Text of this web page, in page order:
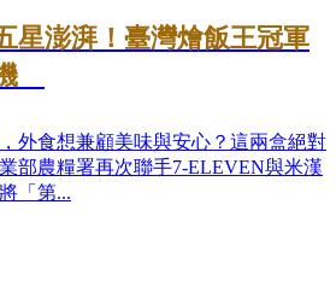
星澎湃！臺灣燴飯王冠軍
食想兼顧美味與安心？這兩盒絕對
部農糧署再次聯手7-ELEVEN與米漢
「第...